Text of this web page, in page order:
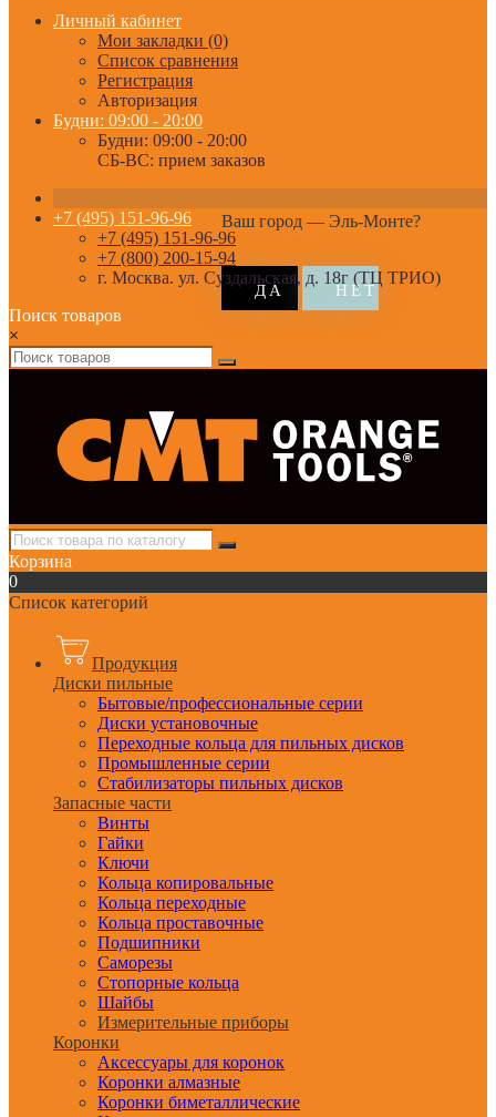
Личный кабинет
Мои закладки (0)
Список сравнения
Регистрация
Авторизация
Будни: 09:00 - 20:00
Будни: 09:00 - 20:00
СБ-ВС: прием заказов
Ваш город — Эль-Монте?
+7 (495) 151-96-96
+7 (495) 151-96-96
+7 (800) 200-15-94
г. Москва. ул. Суздальская, д. 18г (ТЦ ТРИО)
Поиск товаров
×
Корзина
0
Список категорий
Продукция
Диски пильные
Бытовые/профессиональные серии
Диски установочные
Переходные кольца для пильных дисков
Промышленные серии
Стабилизаторы пильных дисков
Запасные части
Винты
Гайки
Ключи
Кольца копировальные
Кольца переходные
Кольца проставочные
Подшипники
Саморезы
Стопорные кольца
Шайбы
Измерительные приборы
Коронки
Аксессуары для коронок
Коронки алмазные
Коронки биметаллические